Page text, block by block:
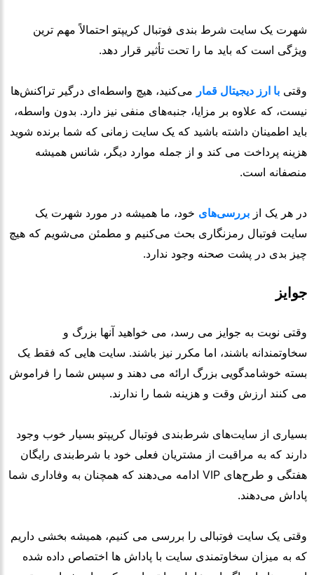
شهرت یک سایت شرط بندی فوتبال کریپتو احتمالاً مهم ترین
ویژگی است که باید ما را تحت تأثیر قرار دهد.
وقتی با ارز دیجیتال قمار می‌کنید، هیچ واسطه‌ای درگیر تراکنش‌ها
نیست، که علاوه بر مزایا، جنبه‌های منفی نیز دارد. بدون واسطه،
باید اطمینان داشته باشید که یک سایت زمانی که شما برنده شوید
هزینه پرداخت می کند و از جمله موارد دیگر، شانس همیشه
منصفانه است.
در هر یک از بررسی‌های خود، ما همیشه در مورد شهرت یک
سایت فوتبال رمزنگاری بحث می‌کنیم و مطمئن می‌شویم که هیچ
چیز بدی در پشت صحنه وجود ندارد.
جوایز
وقتی نوبت به جوایز می رسد، می خواهید آنها بزرگ و
سخاوتمندانه باشند، اما مکرر نیز باشند. سایت هایی که فقط یک
بسته خوشامدگویی بزرگ ارائه می دهند و سپس شما را فراموش
می کنند ارزش وقت و هزینه شما را ندارند.
بسیاری از سایت‌های شرط‌بندی فوتبال کریپتو بسیار خوب وجود
دارند که به مراقبت از مشتریان فعلی خود با شرط‌بندی رایگان
هفتگی و طرح‌های VIP ادامه می‌دهند که همچنان به وفاداری شما
پاداش می‌دهند.
وقتی یک سایت فوتبالی را بررسی می کنیم، همیشه بخشی داریم
که به میزان سخاوتمندی سایت با پاداش ها اختصاص داده شده